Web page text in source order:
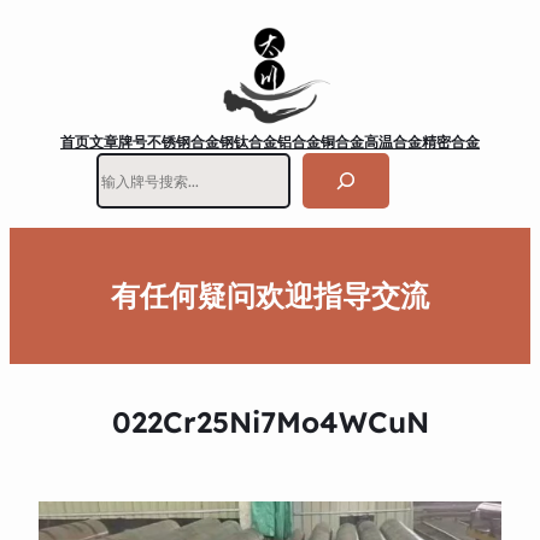
首页文章牌号不锈钢合金钢钛合金铝合金铜合金高温合金精密合金
有任何疑问欢迎指导交流
022Cr25Ni7Mo4WCuN